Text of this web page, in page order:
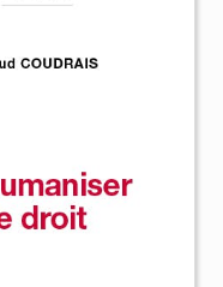
Séverine Risser